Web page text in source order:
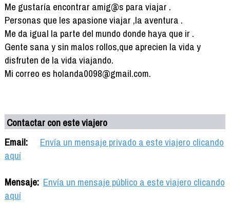
Me gustaría encontrar amig@s para viajar .
Personas que les apasione viajar ,la aventura .
Me da igual la parte del mundo donde haya que ir .
Gente sana y sin malos rollos,que aprecien la vida y
disfruten de la vida viajando.
Mi correo es holanda0098@gmail.com.
Contactar con este viajero
Email:
Envía un mensaje privado a este viajero clicando
aquí
Mensaje: Envía un mensaje público a este viajero clicando
aquí